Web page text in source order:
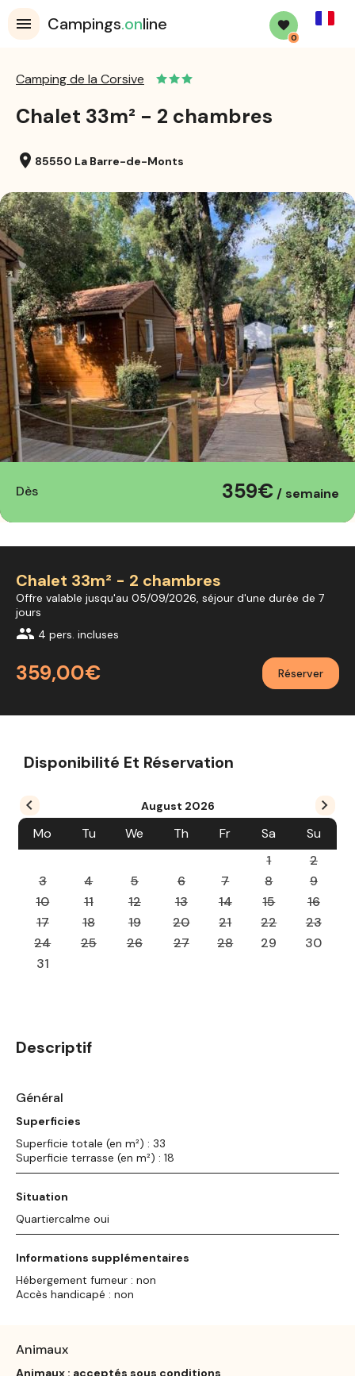
Campings.online
0
Camping de la Corsive
Chalet 33m² - 2 chambres
location_on 85550 La Barre-de-Monts
Dès 359€ / semaine
Chalet 33m² - 2 chambres
Offre valable jusqu'au 05/09/2026, séjour d'une durée de 7
jours
group 4 pers. incluses
359,00€ Réserver
Disponibilité Et Réservation
August 2026
Mo Tu We Th Fr Sa
Su
1
2
3
4 5 6 7 8
9
10
11 12 13 14 15
16
17
18 19 20 21 22
23
24
25 26 27 28 29
30
31
Descriptif
Général
Superficies
Superficie totale (en m²) : 33
Superficie terrasse (en m²) : 18
Situation
Quartiercalme oui
Informations supplémentaires
Hébergement fumeur : non
Accès handicapé : non
Animaux
Animaux : acceptés sous conditions